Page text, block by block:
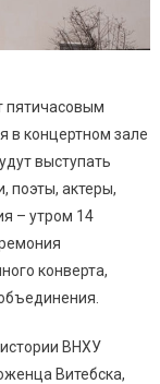
пятичасовым
в концертном зале
выступать
поэты, актеры,
– утром 14
конверта,
ВНХУ
Витебска,